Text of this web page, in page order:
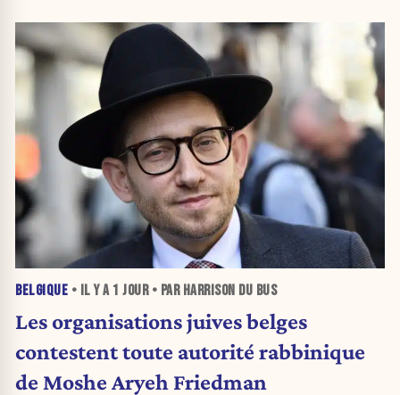
BELGIQUE • IL Y A 1 JOUR• PAR HARRISON DU BUS
Les organisations juives belges
contestent toute autorité rabbinique
de Moshe Aryeh Friedman